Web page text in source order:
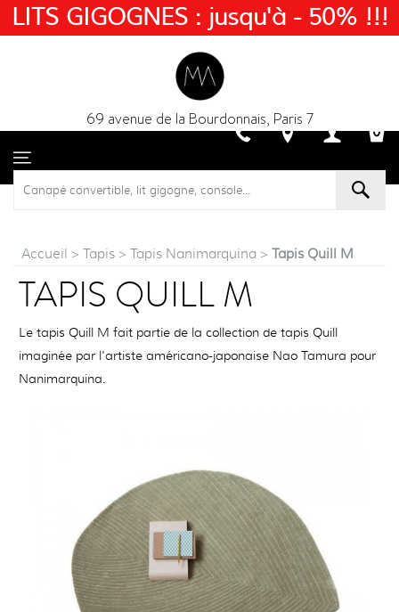
69 avenue de la Bourdonnais, Paris 7
Accueil > Tapis > Tapis Nanimarquina > Tapis Quill M
TAPIS QUILL M
Le tapis Quill M fait partie de la collection de tapis Quill
imaginée par l'artiste américano-japonaise Nao Tamura pour
Nanimarquina.
LITS GIGOGNES : jusqu'à - 50% !!!